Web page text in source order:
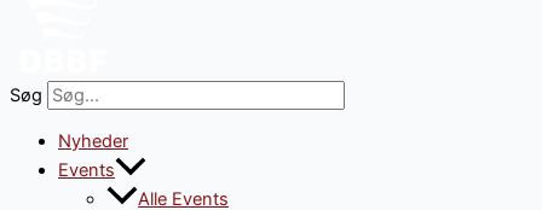
Søg
Nyheder
Events
Alle Events